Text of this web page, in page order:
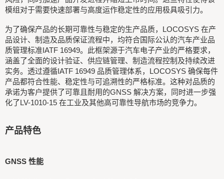
模组对于需要快速部署与高度运作稳定性的应用极具吸引力。
为了确保产品的长期可靠性与稳定的生产品质，LOCOSYS 在产
品设计、制造及品质保证流程中，均符合国际公认的汽车产业品
质管理标准IATF 16949。此框架源于汽车电子产业的严格要求，
涵盖了全面的设计验证、供应链管理、制造流程控制及持续改进
实务。透过遵循IATF 16949 品质管理体系，LOCOSYS 确保每件
产品都符合性能、稳定性与可追溯性的严格标准。这种对品质的
承诺为客户提供了可靠且耐用的GNSS 解决方案，同时进一步强
化了LV-1010-15 在工业及其他高可靠性导航市场的竞争力。
产品特色
GNSS 性能